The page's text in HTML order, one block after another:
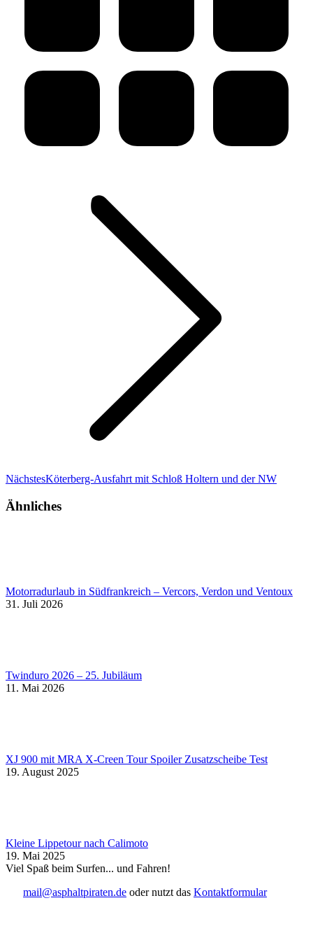
NächstesNächster
Köterberg-Ausfahrt mit Schloß Holtern und der NW
Ähnliches
Motorradurlaub in Südfrankreich – Vercors, Verdon und Ventoux
31. Juli 2026
Twinduro 2026 – 25. Jubiläum
11. Mai 2026
XJ 900 mit MRA X-Creen Tour Spoiler Zusatzscheibe Test
19. August 2025
Kleine Lippetour nach Calimoto
19. Mai 2025
Viel Spaß beim Surfen... und Fahren!
mail@asphaltpiraten.de oder nutzt das Kontaktformular